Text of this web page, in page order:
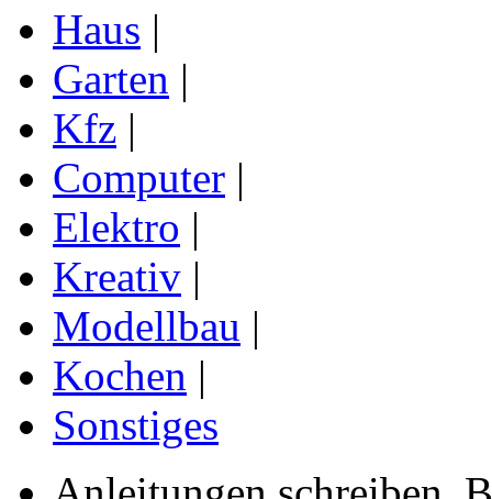
Haus |
Garten |
Kfz |
Computer |
Elektro |
Kreativ |
Modellbau |
Kochen |
Sonstiges